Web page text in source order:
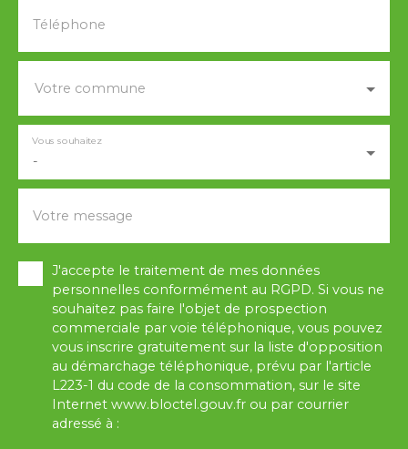
Téléphone
Votre commune
-
Vous souhaitez
Votre message
J'accepte le traitement de mes données
personnelles conformément au RGPD. Si vous ne
souhaitez pas faire l'objet de prospection
commerciale par voie téléphonique, vous pouvez
vous inscrire gratuitement sur la liste d'opposition
au démarchage téléphonique, prévu par l'article
L223-1 du code de la consommation, sur le site
Internet www.bloctel.gouv.fr ou par courrier
adressé à :